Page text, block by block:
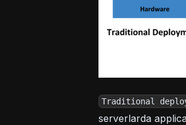
Traditional
serverlarda